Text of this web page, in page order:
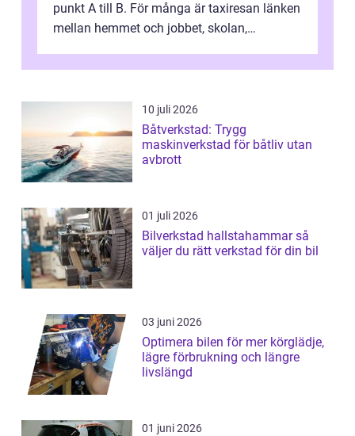
punkt A till B. För många är taxiresan länken
mellan hemmet och jobbet, skolan,
10 juli 2026
Båtverkstad: Trygg
maskinverkstad för båtliv utan
avbrott
01 juli 2026
Bilverkstad hallstahammar så
väljer du rätt verkstad för din bil
03 juni 2026
Optimera bilen för mer körglädje,
lägre förbrukning och längre
livslängd
01 juni 2026